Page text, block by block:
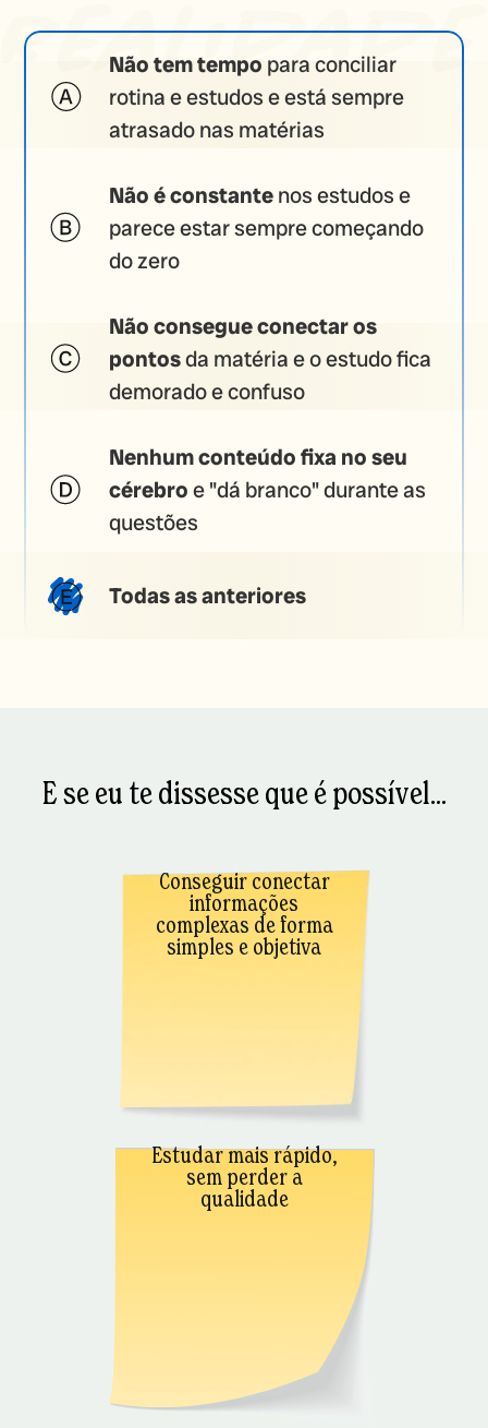
Não tem tempo para conciliar
rotina e estudos e está sempre
atrasado nas matérias
Não é constantenos estudos e
parece estar sempre começando
do zero
Não consegue conectar os
pontosda matéria e o estudo fica
demorado e confuso
Nenhum conteúdo fixa no seu
cérebroe "dá branco" durante as
questões
Todas as anteriores
E se eu te dissesse que é possível...
Conseguir conectar
informações
complexas de forma
simples e objetiva
Estudar mais rápido,
sem perder a
qualidade